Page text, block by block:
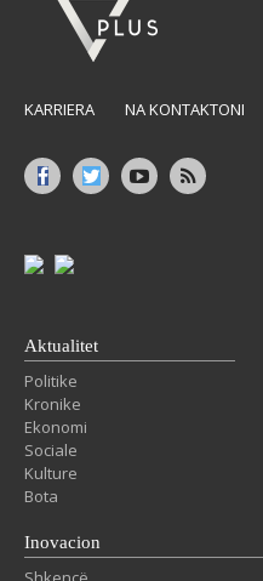
KARRIERA NA KONTAKTONI
Aktualitet
Politike
Kronike
Ekonomi
Sociale
Kulture
Bota
Inovacion